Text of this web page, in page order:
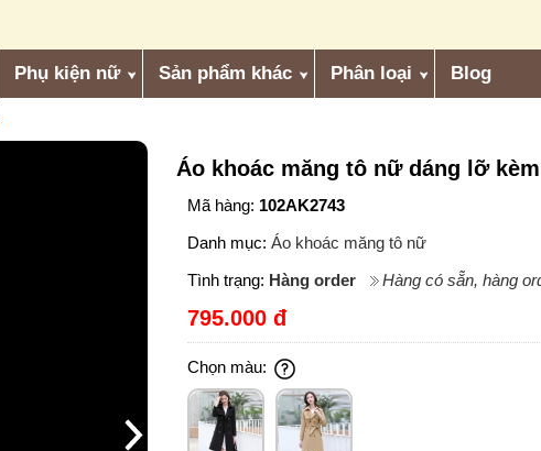
Phụ kiện nữ Sản phẩm khác Phân loại Blog
Áo khoác măng tô nữ dáng lỡ
Mã hàng: 102AK2743
Danh mục:Áo khoác măng tô nữ
Tình trạng: Hàng order Hàng có sẵn, hàng
795.000 đ
Chọn màu: